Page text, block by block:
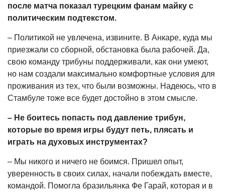
после матча показал турецким фанам майку с
политическим подтекстом.
– Политикой не увлечена, извините. В Анкаре, куда мы
приезжали со сборной, обстановка была рабочей. Да,
свою команду трибуны поддерживали, как они умеют,
но нам создали максимально комфортные условия для
проживания из тех, что были возможны. Надеюсь, что в
Стамбуле тоже все будет достойно в этом смысле.
– Не боитесь попасть под давление трибун,
которые во время игры будут петь, плясать и
играть на духовых инструментах?
– Мы никого и ничего не боимся. Пришел опыт,
уверенность в своих силах, начали побеждать вместе,
командой. Помогла бразильянка Фе Гарай, которая и в